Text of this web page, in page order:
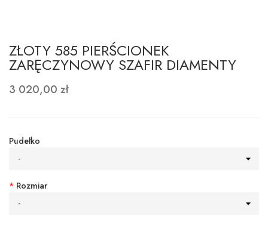
ZŁOTY 585 PIERŚCIONEK
ZARĘCZYNOWY SZAFIR DIAMENTY
3 020,00 zł
Pudełko
-
* Rozmiar
-